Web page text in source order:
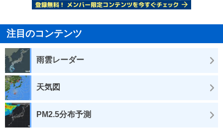
注目のコンテンツ
雨雲レーダー
天気図
PM2.5分布予測